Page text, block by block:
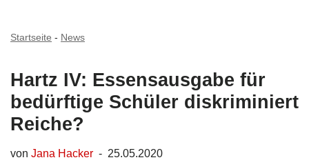
Startseite - News
Hartz IV: Essensausgabe für
bedürftige Schüler diskriminiert
Reiche?
von Jana Hacker 25.05.2020